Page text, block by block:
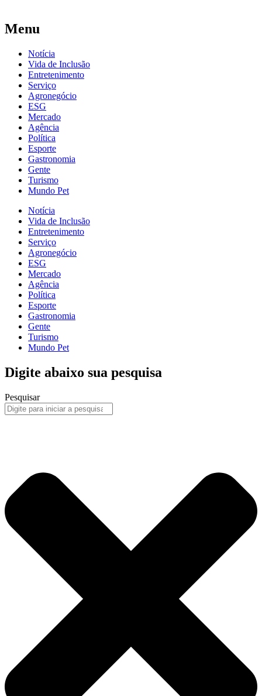
Menu
Notícia
Vida de Inclusão
Entretenimento
Serviço
Agronegócio
ESG
Mercado
Agência
Política
Esporte
Gastronomia
Gente
Turismo
Mundo Pet
Notícia
Vida de Inclusão
Entretenimento
Serviço
Agronegócio
ESG
Mercado
Agência
Política
Esporte
Gastronomia
Gente
Turismo
Mundo Pet
Digite abaixo sua pesquisa
Pesquisar